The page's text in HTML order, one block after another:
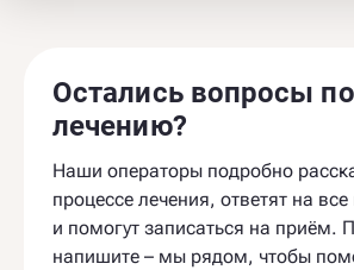
Остались вопросы по
лечению?
Наши операторы подробно
процессе лечения, ответят на
и помогут записаться на приём.
напишите – мы рядом, чтобы